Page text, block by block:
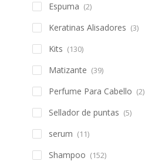
Espuma (2)
Keratinas Alisadores (3)
Kits (130)
Matizante (39)
Perfume Para Cabello (2)
Sellador de puntas (5)
serum (11)
Shampoo (152)